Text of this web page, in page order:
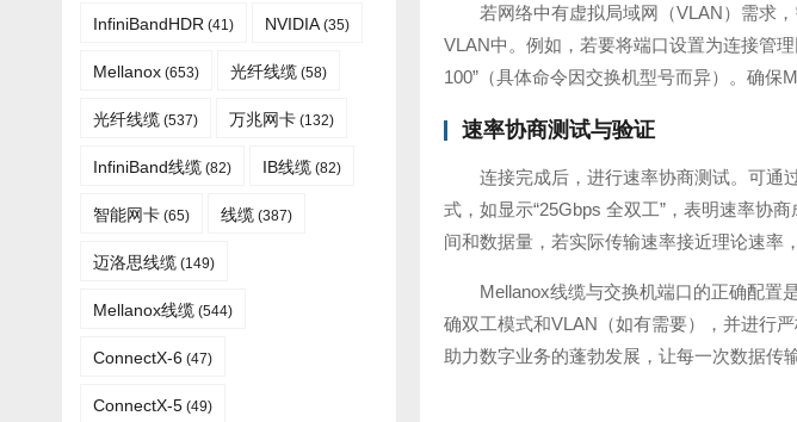
若网络中有虚拟局域网（VLAN）需求
VLAN中。例如，若要将端口设置为连接管理
100”（具体命令因交换机型号而异）。确保
速率协商测试与验证
连接完成后，进行速率协商测试。可通
式，如显示“25Gbps 全双工”，表明速率协
间和数据量，若实际传输速率接近理论速率
Mellanox线缆与交换机端口的正确配置
确双工模式和VLAN（如有需要），并进行
助力数字业务的蓬勃发展，让每一次数据传
InfiniBandHDR (41) NVIDIA(35)
Mellanox (653) 光纤线缆 (58)
光纤线缆​ (537) 万兆网卡 (132)
InfiniBand线缆 (82) IB线缆 (82)
智能网卡 (65) 线缆 (387)
迈洛思线缆 (149)
Mellanox线缆 (544)
ConnectX-6 (47)
ConnectX-5 (49)